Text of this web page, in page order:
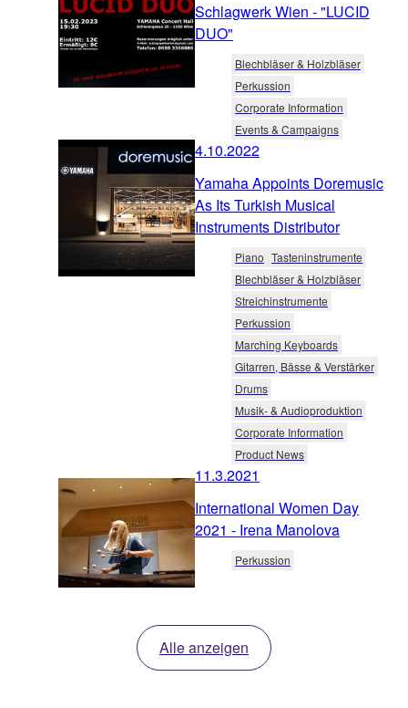
Schlagwerk Wien - "LUCID
DUO"
Blechbläser & Holzbläser
Perkussion
Corporate Information
Events & Campaigns
4.10.2022
Yamaha Appoints Doremusic
As Its Turkish Musical
Instruments Distributor
Piano Tasteninstrumente
Blechbläser & Holzbläser
Streichinstrumente
Perkussion
Marching Keyboards
Gitarren, Bässe & Verstärker
Drums
Musik- & Audioproduktion
Corporate Information
Product News
11.3.2021
International Women Day
2021 - Irena Manolova
Perkussion
Alle anzeigen